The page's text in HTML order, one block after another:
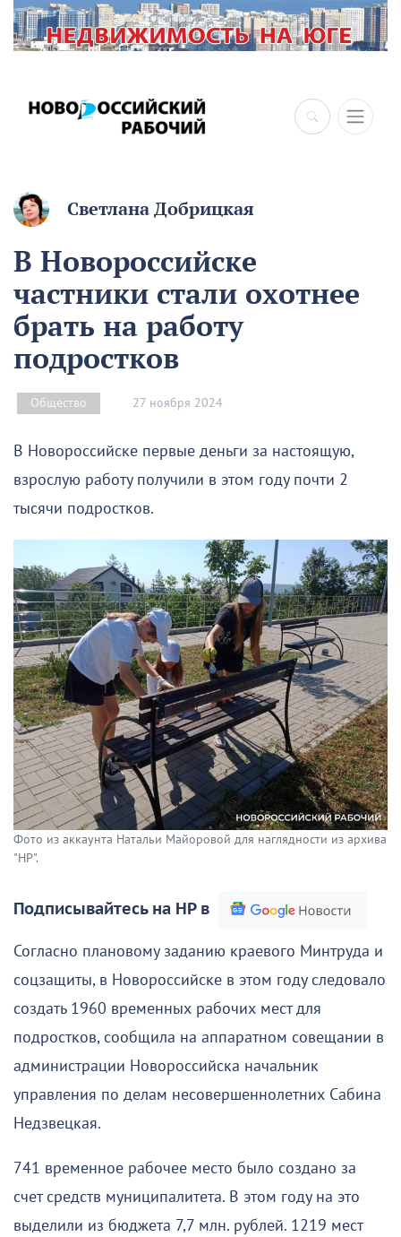
Светлана Добрицкая
В Новороссийске
частники стали охотнее
брать на работу
подростков
Общество 27 ноября 2024
В Новороссийске первые деньги за настоящую,
взрослую работу получили в этом году почти 2
тысячи подростков.
Фото из аккаунта Натальи Майоровой для наглядности из архива
"НР".
Подписывайтесь на НР в
Согласно плановому заданию краевого Минтруда и
соцзащиты, в Новороссийске в этом году следовало
создать 1960 временных рабочих мест для
подростков, сообщила на аппаратном совещании в
администрации Новороссийска начальник
управления по делам несовершеннолетних Сабина
Недзвецкая.
741 временное рабочее место было создано за
счет средств муниципалитета. В этом году на это
выделили из бюджета 7,7 млн. рублей. 1219 мест